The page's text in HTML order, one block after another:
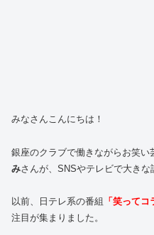
みなさんこんにちは！
銀座のクラブで働きながらお笑い
みさんが、SNSやテレビで大きな
以前、日テレ系の番組 「笑ってコ
注目が集まりました。